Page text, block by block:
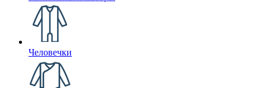
Человечки